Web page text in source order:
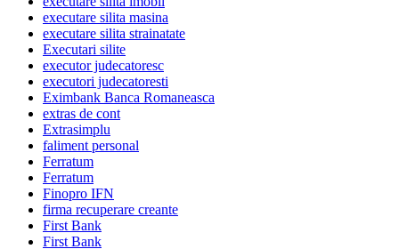
executare silita masina
executare silita strainatate
Executari silite
executor judecatoresc
executori judecatoresti
Eximbank Banca Romaneasca
extras de cont
Extrasimplu
faliment personal
Ferratum
Ferratum
Finopro IFN
firma recuperare creante
First Bank
First Bank